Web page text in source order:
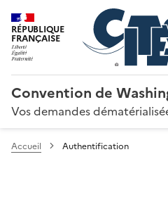
RÉPUBLIQUE
FRANÇAISE
Convention de
Vos demandes
Accueil Authentification